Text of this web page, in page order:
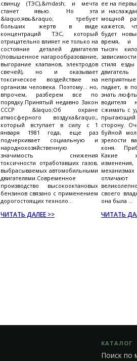
свинцу (ТЭС),&mdash; и мечта
станет явью. Но эта
&laquo;явь&raquo; требует
больших жертв в виде
концентраций ТЭС, который
отрицательно влияет не только на
состояние деталей двигателя
(повышенное нагарообразование,
выгорание клапанов, электродов
свечей), но и оказывает
токсическое воздействие на
организм человека. Поэтому... но,
впрочем, разберем все по
порядку.Принятый недавно Закон
СССР &laquo;Об охране
атмосферного воздуха&raquo;,
который вступает в силу с 1
января 1981 года, еще раз
подчеркивает социальную и
народнохозяйственную
значимость снижения
токсичности отработавших газов,
выбрасываемых автомобильными
двигателями.Современное
производство высокооктановых
бензинов связано с применением
дорогостоящих техноло...
ЧИТАТЬ ДАЛЕЕ >>
ее на
и
мощной
кажется,
будет
время, и
тысяч
стиля
двигатель
падает, в
знать
водителя
сжимать с
сторону.
буйной
зрелости
коня.
Какие
своего
она была ...
ЧИТАТЬ
КАТАЛОГ
Поиск по